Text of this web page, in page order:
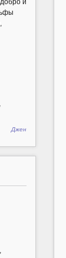
Джен